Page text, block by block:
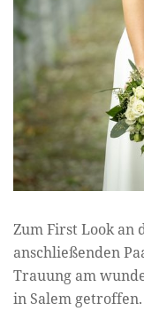
Zum First Look an
anschließenden
Trauung am
in Salem getroffen.